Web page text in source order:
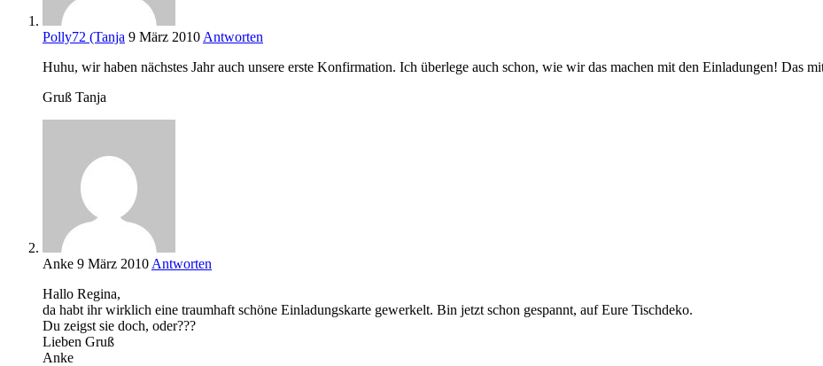
Polly72 (Tanja 9 März 2010 Antworten
Huhu, wir haben nächstes Jahr auch unsere erste Konfirmation. Ich überlege auch schon, wie wir das machen mit den Einladungen! Das
Gruß Tanja
Anke 9 März 2010 Antworten
Hallo Regina,
da habt ihr wirklich eine traumhaft schöne Einladungskarte gewerkelt. Bin jetzt schon gespannt, auf Eure Tischdeko.
Du zeigst sie doch, oder???
Lieben Gruß
Anke